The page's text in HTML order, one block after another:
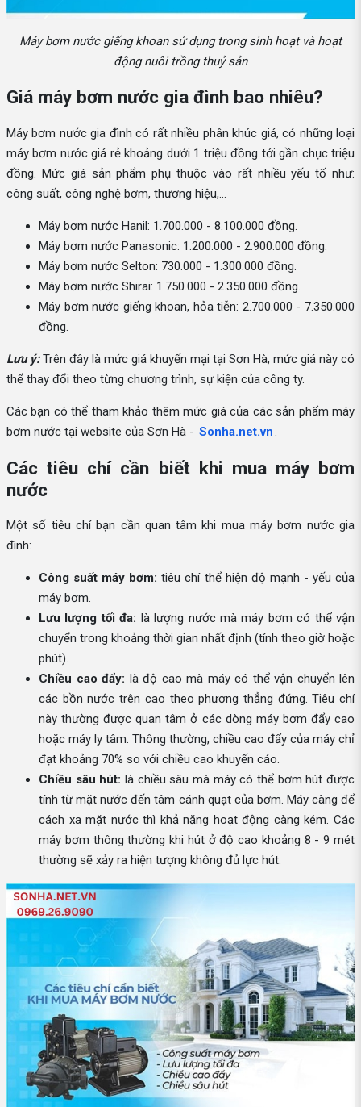
Máy bơm nước giếng khoan sử dụng trong sinh hoạt và hoạt
động nuôi trồng thuỷ sản
Giá máy bơm nước gia đình bao nhiêu?
Máy bơm nước gia đình có rất nhiều phân khúc giá, có những loại
máy bơm nước giá rẻ khoảng dưới 1 triệu đồng tới gần chục triệu
đồng. Mức giá sản phẩm phụ thuộc vào rất nhiều yếu tố như:
công suất, công nghệ bơm, thương hiệu,...
Máy bơm nước Hanil: 1.700.000 - 8.100.000 đồng.
Máy bơm nước Panasonic: 1.200.000 - 2.900.000 đồng.
Máy bơm nước Selton: 730.000 - 1.300.000 đồng.
Máy bơm nước Shirai: 1.750.000 - 2.350.000 đồng.
Máy bơm nước giếng khoan, hỏa tiễn: 2.700.000 - 7.350.000
đồng.
Lưu ý:Trên đây là mức giá khuyến mại tại Sơn Hà, mức giá này có
thể thay đổi theo từng chương trình, sự kiện của công ty.
Các bạn có thể tham khảo thêm mức giá của các sản phẩm máy
bơm nước tại website của Sơn Hà - Sonha.net.vn.
Các tiêu chí cần biết khi mua máy bơm
nước
Một số tiêu chí bạn cần quan tâm khi mua máy bơm nước gia
đình:
Công suất máy bơm: tiêu chí thể hiện độ mạnh - yếu của
máy bơm.
Lưu lượng tối đa: là lượng nước mà máy bơm có thể vận
chuyển trong khoảng thời gian nhất định (tính theo giờ hoặc
phút).
Chiều cao đẩy: là độ cao mà máy có thể vận chuyển lên
các bồn nước trên cao theo phương thẳng đứng. Tiêu chí
này thường được quan tâm ở các dòng máy bơm đẩy cao
hoặc máy ly tâm. Thông thường, chiều cao đẩy của máy chỉ
đạt khoảng 70% so với chiều cao khuyến cáo.
Chiều sâu hút: là chiều sâu mà máy có thể bơm hút được
tính từ mặt nước đến tâm cánh quạt của bơm. Máy càng để
cách xa mặt nước thì khả năng hoạt động càng kém. Các
máy bơm thông thường khi hút ở độ cao khoảng 8 - 9 mét
thường sẽ xảy ra hiện tượng không đủ lực hút.